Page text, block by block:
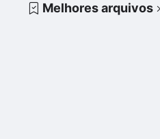
Melhores arquivos